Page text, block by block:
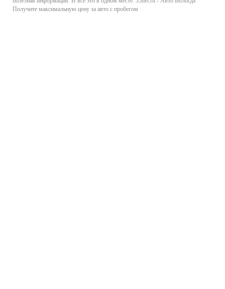
Получите максимальную цену за авто с пробегом